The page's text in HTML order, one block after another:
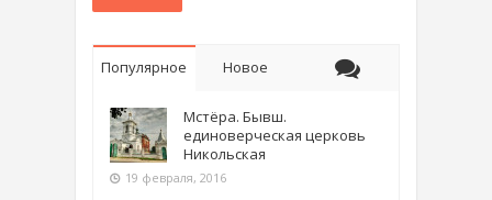
Популярное Новое
Мстёра. Бывш.
единоверческая церковь
Никольская
19 февраля, 2016